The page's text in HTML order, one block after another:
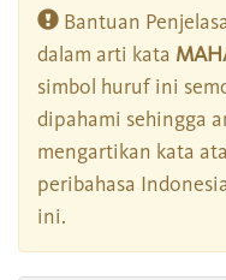
Bantuan
dalam arti kata
simbol huruf ini
dipahami sehingga
mengartikan kata
peribahasa
ini.